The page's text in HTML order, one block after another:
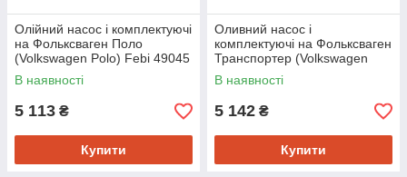
Олійний насос і комплектуючі
на Фольксваген Поло
(Volkswagen Polo) Febi 49045
В наявності
5 113 ₴
Купити
Оливний насос і
комплектуючі на Фольксваген
Транспортер (Volkswagen
Transporter, Transporter T3)
Febi 08551
В наявності
5 142 ₴
Купити